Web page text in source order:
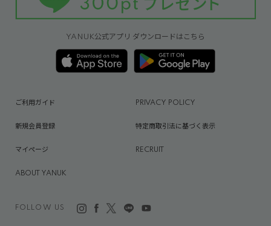
YANUK公式アプリ ダウンロードはこちら
FOLLOW US
ご利用ガイド PRIVACY POLICY
新規会員登録 特定商取引法に基づく表示
マイページ RECRUIT
ABOUT YANUK